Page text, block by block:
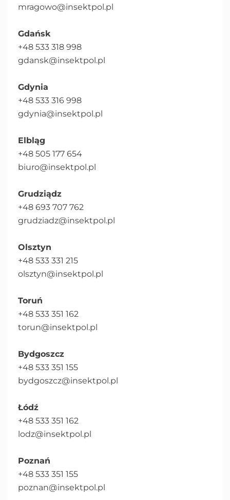
mragowo@insektpol.pl
Gdańsk
+48 533 318 998
gdansk@insektpol.pl
Gdynia
+48 533 316 998
gdynia@insektpol.pl
Elbląg
+48 505 177 654
biuro@insektpol.pl
Grudziądz
+48 693 707 762
grudziadz@insektpol.pl
Olsztyn
+48 533 331 215
olsztyn@insektpol.pl
Toruń
+48 533 351 162
torun@insektpol.pl
Bydgoszcz
+48 533 351 155
bydgoszcz@insektpol.pl
Łódź
+48 533 351 162
lodz@insektpol.pl
Poznań
+48 533 351 155
poznan@insektpol.pl